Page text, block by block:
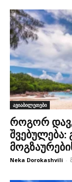
ავიაბილეთები
როგორ
Neka Dorokashvili -